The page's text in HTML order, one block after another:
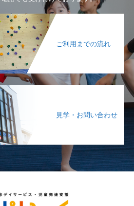
ご利用までの流れ
見学・お問い合わせ